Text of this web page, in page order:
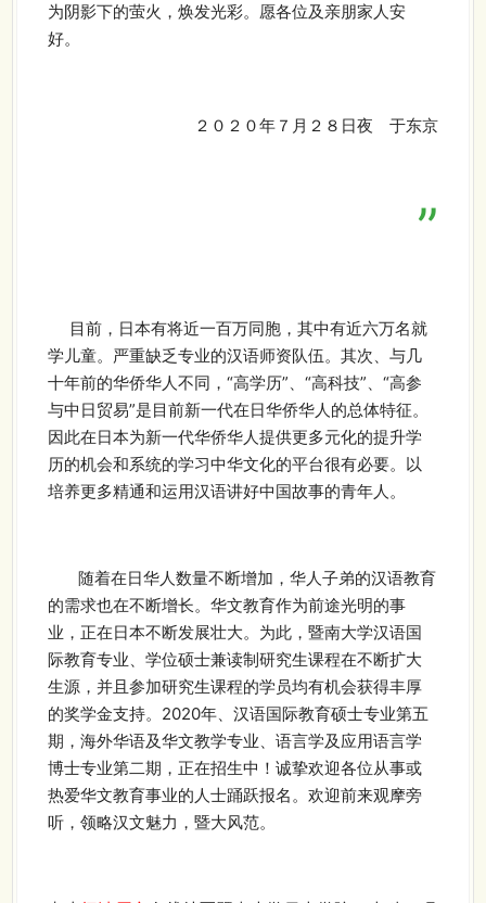
为阴影下的萤火，焕发光彩。 愿各位及亲朋家人安
好。
２０２０年７月２８日夜 于东京
”
目前，日本有将近一百万同胞，其中有近六万名就
学儿童。严重缺乏专业的汉语师资队伍。其次、与几
十年前的华侨华人不同，“高学历”、“高科技”、“高参
与中日贸易”是目前新一代在日华侨华人的总体特征。
因此在日本为新一代华侨华人提供更多元化的提升学
历的机会和系统的学习中华文化的平台很有必要。以
培养更多精通和运用汉语讲好中国故事的青年人。
随着在日华人数量不断增加，华人子弟的汉语教育
的需求也在不断增长。华文教育作为前途光明的事
业，正在日本不断发展壮大。为此，暨南大学汉语国
际教育专业、学位硕士兼读制研究生课程在不断扩大
生源，并且参加研究生课程的学员均有机会获得丰厚
的奖学金支持。2020年、汉语国际教育硕士专业第五
期，海外华语及华文教学专业、语言学及应用语言学
博士专业第二期，正在招生中！诚挚欢迎各位从事或
热爱华文教育事业的人士踊跃报名。欢迎前来观摩旁
听，领略汉文魅力，暨大风范。